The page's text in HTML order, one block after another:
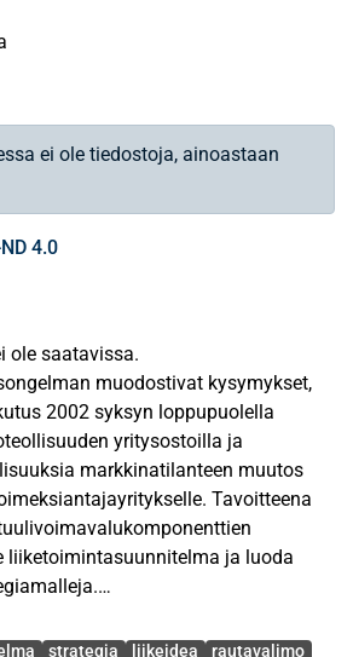
ei ole tiedostoja, ainoastaan
4.0
ole saatavissa.
muodostivat kysymykset,
2002 syksyn loppupuolella
yritysostoilla ja
markkinatilanteen muutos
Tavoitteena
liiketoimintasuunnitelma ja luoda
sekä kvalitatiivisesta että
strategia liikeidea rautavalimo